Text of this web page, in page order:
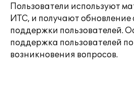
Пользователи используют
ИТС, и получают обновление
поддержки пользователей.
поддержка пользователей
возникновения вопросов.